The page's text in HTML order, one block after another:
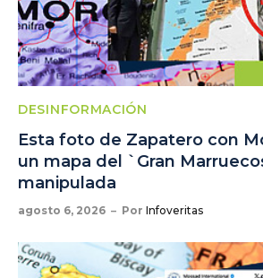
DESINFORMACIÓN
Esta foto de Zapatero con
un mapa del `Gran
manipulada
agosto 6, 2026 Por Infoveritas